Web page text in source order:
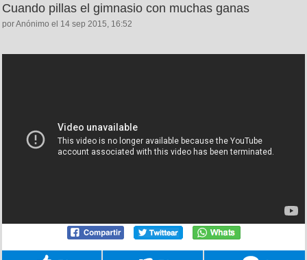
Cuando pillas el gimnasio con muchas ganas
por Anónimo el 14 sep 2015, 16:52